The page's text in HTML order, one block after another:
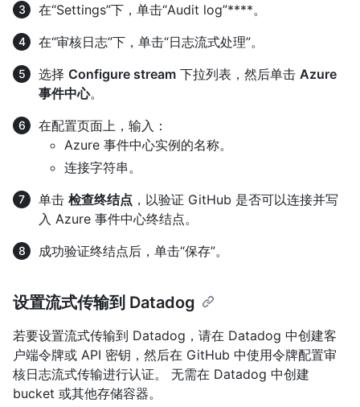
在“Settings”下，单击“Audit log”****。
在“审核日志”下，单击“日志流式处理”。
选择 Configure stream 下拉列表，然后单击 Azure
事件中心。
在配置页面上，输入：
Azure 事件中心实例的名称。
连接字符串。
单击 检查终结点 ，以验证 GitHub 是否可以连接并写
入 Azure 事件中心终结点。
成功验证终结点后，单击“保存”。
设置流式传输到 Datadog
若要设置流式传输到 Datadog，请在 Datadog 中创建客
户端令牌或 API 密钥，然后在 GitHub 中使用令牌配置审
核日志流式传输进行认证。 无需在 Datadog 中创建
bucket 或其他存储容器。